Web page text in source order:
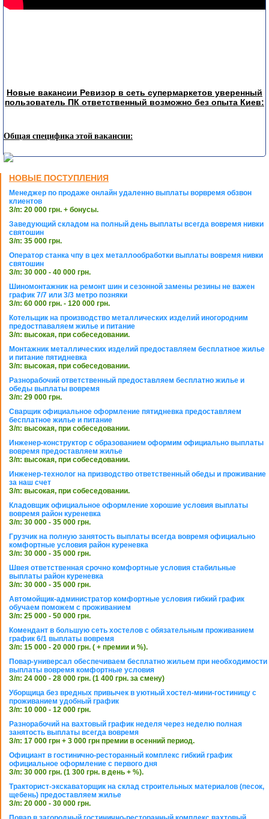
Новые вакансии Ревизор в сеть супермаркетов уверенный
пользователь ПК ответственный возможно без опыта Киев:
Общая специфика этой вакансии:
НОВЫЕ ПОСТУПЛЕНИЯ
Менеджер по продаже онлайн удаленно выплаты ворвремя обзвон
клиентов
З/п: 20 000 грн. + бонусы.
Заведующий складом на полный день выплаты всегда вовремя нивки
святошин
З/п: 35 000 грн.
Оператор станка чпу в цех металлообработки выплаты вовремя нивки
святошин
З/п: 30 000 - 40 000 грн.
Шиномонтажник на ремонт шин и сезонной замены резины не важен
график 7/7 или 3/3 метро позняки
З/п: 60 000 грн. - 120 000 грн.
Котельщик на производство металлических изделий иногородним
предостпаваляем жилье и питание
З/п: высокая, при собеседовании.
Монтажник металлических изделий предоставляем бесплатное жилье
и питание пятидневка
З/п: высокая, при собеседовании.
Разнорабочий ответственный предоставляем бесплатно жилье и
обеды выплаты вовремя
З/п: 29 000 грн.
Сварщик официальное оформление пятидневка предоставляем
бесплатное жилье и питание
З/п: высокая, при собеседовании.
Инженер-конструктор с образованием оформим официально выплаты
вовремя предоставляем жилье
З/п: высокая, при собеседовании.
Инженер-технолог на призводство ответственный обеды и проживание
за наш счет
З/п: высокая, при собеседовании.
Кладовщик официальное оформление хорошие условия выплаты
вовремя район куреневка
З/п: 30 000 - 35 000 грн.
Грузчик на полную занятость выплаты всегда вовремя официально
комфортные условия район куреневка
З/п: 30 000 - 35 000 грн.
Швея ответственная срочно комфортные условия стабильные
выплаты район куреневка
З/п: 30 000 - 35 000 грн.
Автомойщик-администратор комфортные условия гибкий график
обучаем поможем с проживанием
З/п: 25 000 - 50 000 грн.
Комендант в большую сеть хостелов с обязательным проживанием
график 6/1 выплаты вовремя
З/п: 15 000 - 20 000 грн. ( + премии и %).
Повар-универсал обеспечиваем бесплатно жильем при необходимости
выплаты вовремя комфортные условия
З/п: 24 000 - 28 000 грн. (1 400 грн. за смену)
Уборщица без вредных привычек в уютный хостел-мини-гостиницу с
проживанием удобный график
З/п: 10 000 - 12 000 грн.
Разнорабочий на вахтовый график неделя через неделю полная
занятость выплаты всегда вовремя
З/п: 17 000 грн + 3 000 грн премии в осенний период.
Официант в гостинично-ресторанный комплекс гибкий график
официальное оформление с первого дня
З/п: 30 000 грн. (1 300 грн. в день + %).
Тракторист-экскаваторщик на склад строительных материалов (песок,
щебень) предоставляем жилье
З/п: 20 000 - 30 000 грн.